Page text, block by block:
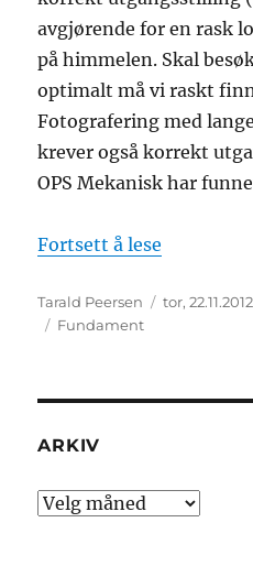
avgjørende for en rask
på himmelen. Skal
optimalt må vi raskt
Fotografering med
krever også korrekt
OPS Mekanisk har
Fortsett å lese
Forfatter
Tarald Peersen Publisert
tor,
Stikkord
Fundament
ARKIV
Arkiv